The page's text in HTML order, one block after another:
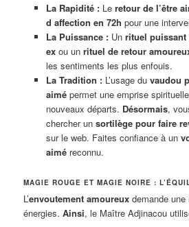
La Rapidité :Le retour de l’être
d affection en 72h pour une
La Puissance :Un rituel puissant
exou un rituel de retour
les sentiments les plus enfouis.
La Tradition :L’usage du vaudou
aimépermet une emprise
nouveaux départs. Désormais,
chercher un sortilège pour faire
sur le web. Faites confiance à un
aiméreconnu.
MAGIE ROUGE ET MAGIE NOIRE :
L’envoutement amoureux demande
énergies.Ainsi, le Maître Adjinacou